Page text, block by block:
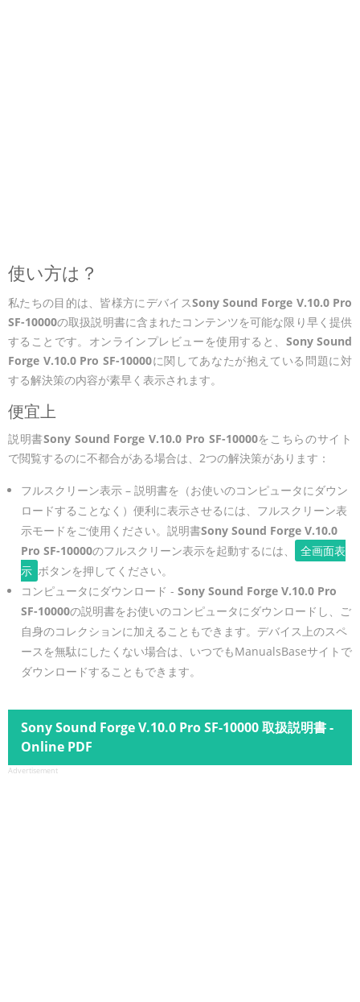
使い方は？
私たちの目的は、皆様方にデバイスSony Sound Forge V.10.0 Pro
SF-10000の取扱説明書に含まれたコンテンツを可能な限り早く提供
することです。オンラインプレビューを使用すると、 Sony Sound
Forge V.10.0 Pro SF-10000に関してあなたが抱えている問題に対
する解決策の内容が素早く表示されます。
便宜上
説明書Sony Sound Forge V.10.0 Pro SF-10000をこちらのサイト
で閲覧するのに不都合がある場合は、2つの解決策があります：
フルスクリーン表示 – 説明書を（お使いのコンピュータにダウン
ロードすることなく）便利に表示させるには、フルスクリーン表
示モードをご使用ください。説明書Sony Sound Forge V.10.0
Pro SF-10000のフルスクリーン表示を起動するには、
全画面表
示 ボタンを押してください。
コンピュータにダウンロード - Sony Sound Forge V.10.0 Pro
SF-10000の説明書をお使いのコンピュータにダウンロードし、ご
自身のコレクションに加えることもできます。デバイス上のスペ
ースを無駄にしたくない場合は、いつでもManualsBaseサイトで
ダウンロードすることもできます。
Sony Sound Forge V.10.0 Pro SF-10000 取扱説明書 -
Online PDF
Advertisement